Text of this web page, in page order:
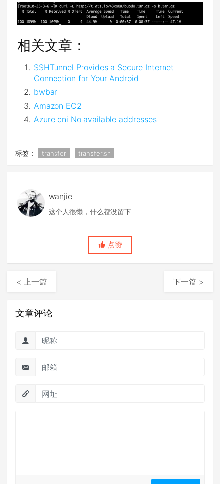
相关文章：
SSHTunnel Provides a Secure Internet
Connection for Your Android
bwbar
Amazon EC2
Azure cni No available addresses
标签： transfer transfer.sh
wanjie
这个人很懒，什么都没留下
点赞
< 上一篇 下一篇 >
文章评论